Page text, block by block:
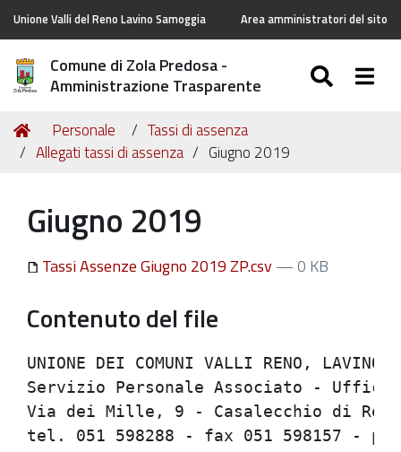
Unione Valli del Reno Lavino Samoggia Area amministratori del sito
Comune di Zola Predosa -
Amministrazione Trasparente
Tu
sei
Home
Personale
Tassi di assenza
Allegati tassi di assenza
Giugno 2019
Giugno 2019
Tassi Assenze Giugno 2019 ZP.csv — 0 KB
Contenuto del file
UNIONE DEI COMUNI VALLI RENO, LAVINO
Servizio Personale Associato -
Via dei Mille, 9 - Casalecchio di
tel. 051 598288 - fax 051 598157 -